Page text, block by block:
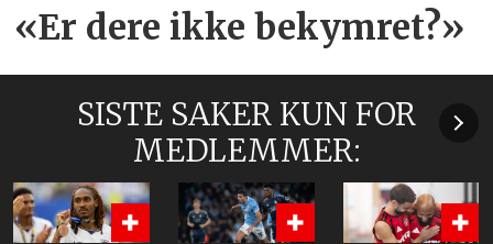
«Er dere ikke bekymret?»
SISTE SAKER KUN FOR
MEDLEMMER: